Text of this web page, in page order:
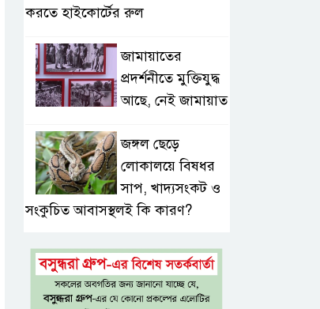
করতে হাইকোর্টের রুল
জামায়াতের
প্রদর্শনীতে মুক্তিযুদ্ধ
আছে, নেই জামায়াত
জঙ্গল ছেড়ে
লোকালয়ে বিষধর
সাপ, খাদ্যসংকট ও
সংকুচিত আবাসস্থলই কি কারণ?
এসএসসি ও
সমমানের ফল
সোমবার, জানা